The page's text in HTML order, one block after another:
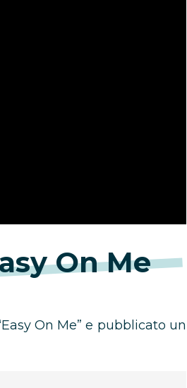
On Me
On Me” e pubblicato un